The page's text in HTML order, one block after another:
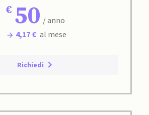
50 / anno
4,17 € al mese
Richiedi